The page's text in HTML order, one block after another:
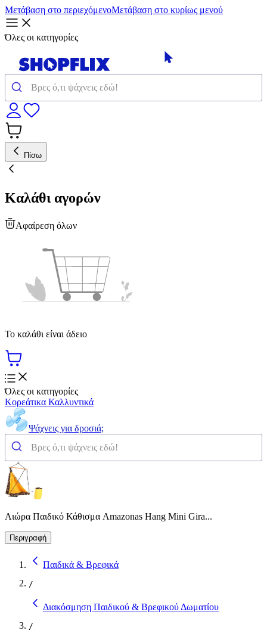
Μετάβαση στο περιεχόμενοΜετάβαση στο κυρίως μενού
Όλες οι κατηγορίες
Πίσω
Καλάθι αγορών
Αφαίρεση όλων
Το καλάθι είναι άδειο
Όλες οι κατηγορίες
Κορεάτικα Καλλυντικά
Ψάχνεις για δροσιά;
Αιώρα Παιδικό Κάθισμα Amazonas Hang Mini Gira...
Περιγραφή
Παιδικά & Βρεφικά
/
Διακόσμηση Παιδικού & Βρεφικού Δωματίου
/